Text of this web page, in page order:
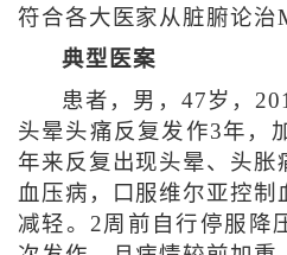
符合各大医家从脏腑论治
典型医案
患者，男，47岁，
头晕头痛反复发作3年，
年来反复出现头晕、头胀
血压病，口服维尔亚控制
减轻。2周前自行停服降